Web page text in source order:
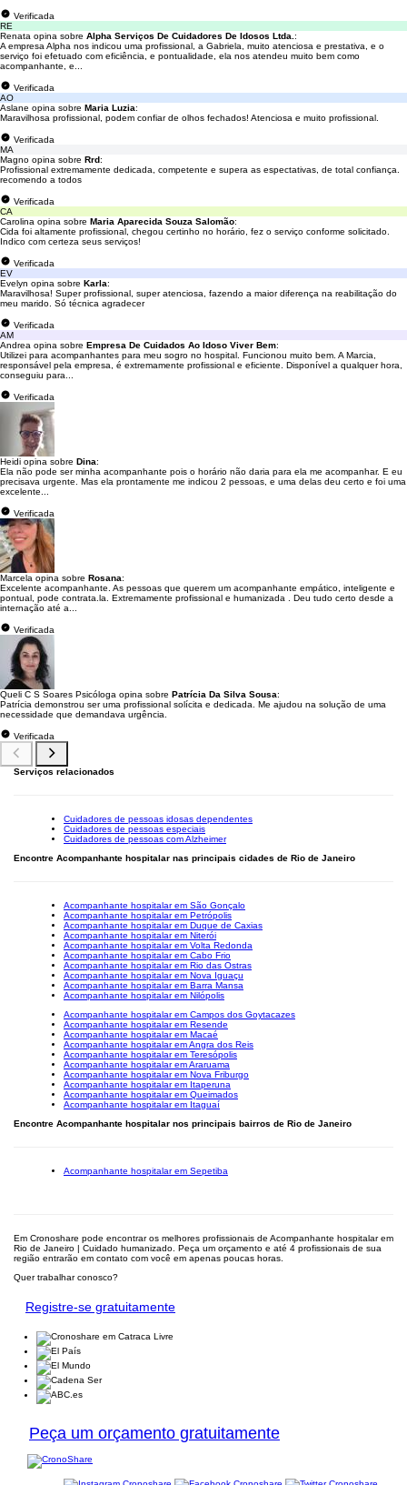
Verificada
RE
Renata opina sobre Alpha Serviços De Cuidadores De Idosos Ltda. :
A empresa Alpha nos indicou uma profissional, a Gabriela, muito atenciosa e prestativa, e o
serviço foi efetuado com eficiência, e pontualidade, ela nos atendeu muito bem como
acompanhante, e...
Verificada
AO
Aslane opina sobre Maria Luzia:
Maravilhosa profissional, podem confiar de olhos fechados! Atenciosa e muito profissional.
Verificada
MA
Magno opina sobre Rrd:
Profissional extremamente dedicada, competente e supera as espectativas, de total confiança.
recomendo a todos
Verificada
CA
Carolina opina sobre Maria Aparecida Souza Salomão:
Cida foi altamente profissional, chegou certinho no horário, fez o serviço conforme solicitado.
Indico com certeza seus serviços!
Verificada
EV
Evelyn opina sobre Karla:
Maravilhosa! Super profissional, super atenciosa, fazendo a maior diferença na reabilitação do
meu marido. Só técnica agradecer
Verificada
AM
Andrea opina sobre Empresa De Cuidados Ao Idoso Viver Bem:
Utilizei para acompanhantes para meu sogro no hospital. Funcionou muito bem. A Marcia,
responsável pela empresa, é extremamente profissional e eficiente. Disponível a qualquer hora,
conseguiu para...
Verificada
Heidi opina sobre Dina:
Ela não pode ser minha acompanhante pois o horário não daria para ela me acompanhar. E eu
precisava urgente. Mas ela prontamente me indicou 2 pessoas, e uma delas deu certo e foi uma
excelente...
Verificada
Marcela opina sobre Rosana:
Excelente acompanhante. As pessoas que querem um acompanhante empático, inteligente e
pontual, pode contrata.la. Extremamente profissional e humanizada . Deu tudo certo desde a
internação até a...
Verificada
Queli C S Soares Psicóloga opina sobre Patrícia Da Silva Sousa:
Patrícia demonstrou ser uma profissional solícita e dedicada. Me ajudou na solução de uma
necessidade que demandava urgência.
Verificada
Serviços relacionados
Cuidadores de pessoas idosas dependentes
Cuidadores de pessoas especiais
Cuidadores de pessoas com Alzheimer
Encontre Acompanhante hospitalar nas principais cidades de Rio de Janeiro
Acompanhante hospitalar em São Gonçalo
Acompanhante hospitalar em Petrópolis
Acompanhante hospitalar em Duque de Caxias
Acompanhante hospitalar em Niterói
Acompanhante hospitalar em Volta Redonda
Acompanhante hospitalar em Cabo Frio
Acompanhante hospitalar em Rio das Ostras
Acompanhante hospitalar em Nova Iguaçu
Acompanhante hospitalar em Barra Mansa
Acompanhante hospitalar em Nilópolis
Acompanhante hospitalar em Campos dos Goytacazes
Acompanhante hospitalar em Resende
Acompanhante hospitalar em Macaé
Acompanhante hospitalar em Angra dos Reis
Acompanhante hospitalar em Teresópolis
Acompanhante hospitalar em Araruama
Acompanhante hospitalar em Nova Friburgo
Acompanhante hospitalar em Itaperuna
Acompanhante hospitalar em Queimados
Acompanhante hospitalar em Itaguaí
Encontre Acompanhante hospitalar nos principais bairros de Rio de Janeiro
Acompanhante hospitalar em Sepetiba
Em Cronoshare pode encontrar os melhores profissionais de Acompanhante hospitalar em
Rio de Janeiro | Cuidado humanizado. Peça um orçamento e até 4 profissionais de sua
região entrarão em contato com você em apenas poucas horas.
Quer trabalhar conosco?
Registre-se gratuitamente
Peça um orçamento gratuitamente